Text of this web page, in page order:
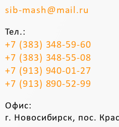
sib-mash@mail.ru
Тел.:
+7 (383) 348-59-60
+7 (383) 348-55-08
+7 (913) 940-01-27
+7 (913) 890-52-99
Офис:
г. Новосибирск, пос.